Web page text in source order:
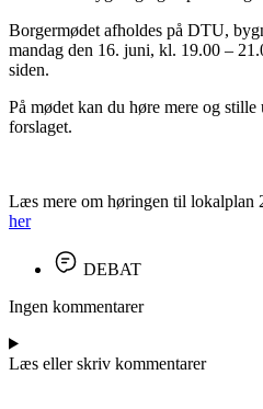
Borgermødet afholdes på DTU,
mandag den 16. juni, kl. 19.00 –
siden.
På mødet kan du høre mere og
forslaget.
Læs mere om høringen til lokalplan
her
DEBAT
Ingen kommentarer
Læs eller skriv kommentarer